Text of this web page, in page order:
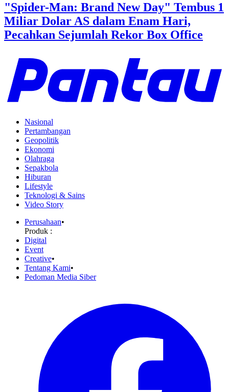
"Spider-Man: Brand New Day" Tembus 1
Miliar Dolar AS dalam Enam Hari,
Pecahkan Sejumlah Rekor Box Office
Nasional
Pertambangan
Geopolitik
Ekonomi
Olahraga
Sepakbola
Hiburan
Lifestyle
Teknologi & Sains
Video Story
Perusahaan•
Produk :
Digital
Event
Creative•
Tentang Kami•
Pedoman Media Siber